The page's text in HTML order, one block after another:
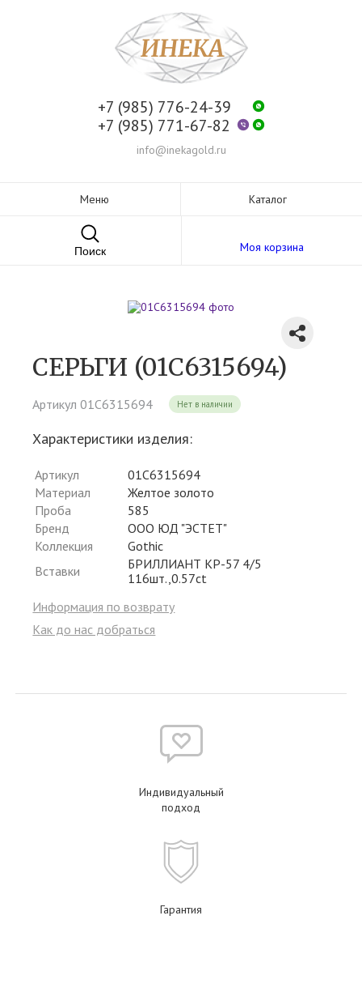
+7 (985) 776-24-39
+7 (985) 771-67-82
info@inekagold.ru
Меню Каталог
Поиск Моя корзина
СЕРЬГИ (01С6315694)
Артикул 01С6315694 Нет в наличии
Характеристики изделия:
Артикул
01С6315694
Материал
Желтое золото
Проба
585
Бренд
ООО ЮД "ЭСТЕТ"
Коллекция
Gothic
Вставки
БРИЛЛИАНТ КР-57 4/5
116шт.,0.57ct
Информация по возврату
Как до нас добраться
Индивидуальный
подход
Гарантия